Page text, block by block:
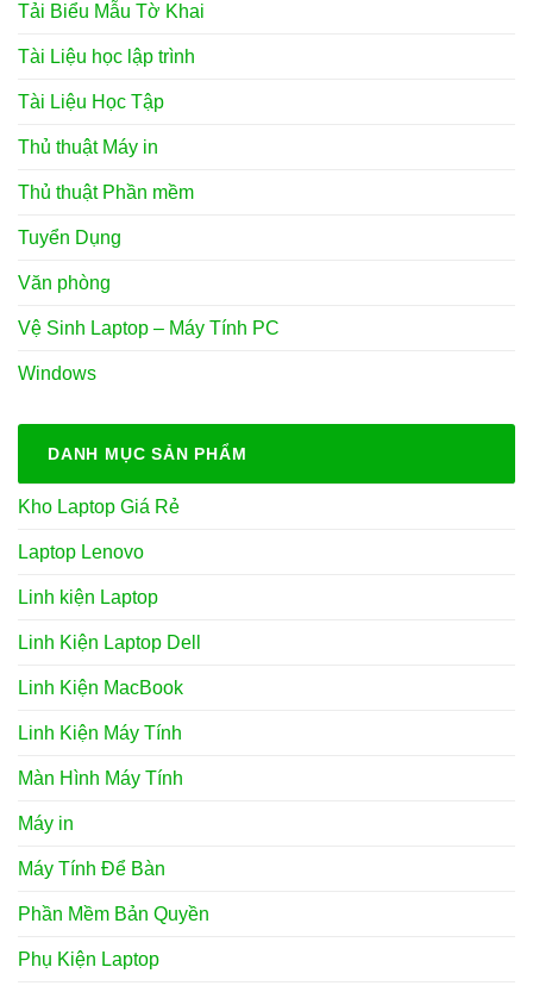
Tải Biểu Mẫu Tờ Khai
Tài Liệu học lập trình
Tài Liệu Học Tập
Thủ thuật Máy in
Thủ thuật Phần mềm
Tuyển Dụng
Văn phòng
Vệ Sinh Laptop – Máy Tính PC
Windows
DANH MỤC SẢN PHẨM
Kho Laptop Giá Rẻ
Laptop Lenovo
Linh kiện Laptop
Linh Kiện Laptop Dell
Linh Kiện MacBook
Linh Kiện Máy Tính
Màn Hình Máy Tính
Máy in
Máy Tính Để Bàn
Phần Mềm Bản Quyền
Phụ Kiện Laptop